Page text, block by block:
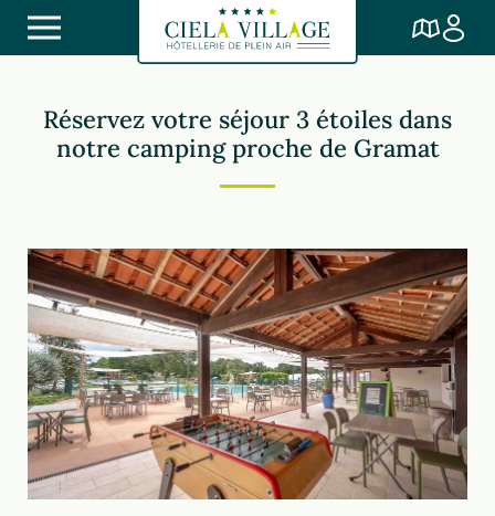
Réservez votre séjour 3 étoiles dans
notre camping proche de Gramat